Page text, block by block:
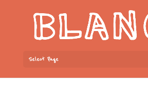
Select Page